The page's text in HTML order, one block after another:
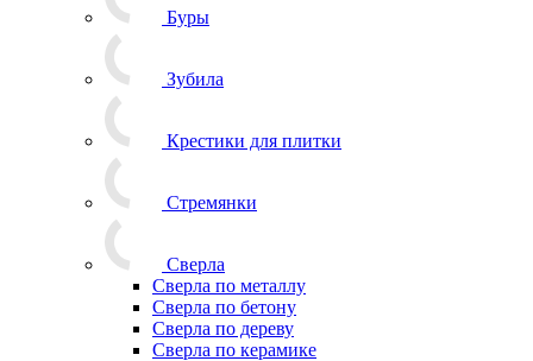
Буры
Зубила
Крестики для плитки
Стремянки
Сверла
Сверла по металлу
Сверла по бетону
Сверла по дереву
Сверла по керамике